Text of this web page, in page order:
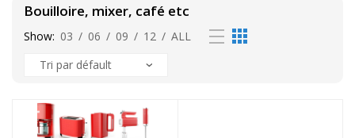
Bouilloire, mixer, café etc
Show: 03 / 06 / 09 / 12 / ALL